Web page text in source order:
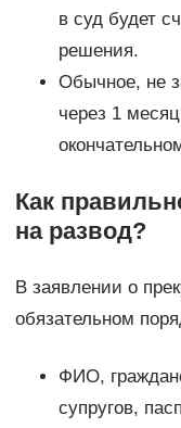
в суд будет
решения.
Обычное, не
через 1
Как
на развод?
В заявлении о
обязательном
ФИО,
супругов,